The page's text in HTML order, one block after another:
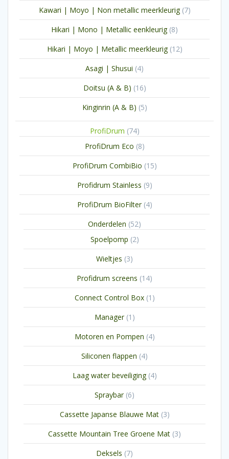
Kawari | Moyo | Non metallic meerkleurig 77
producten
Hikari | Mono | Metallic eenkleurig 88
producten
Hikari | Moyo | Metallic meerkleurig 1212
producten
Asagi | Shusui 44
producten
Doitsu (A & B) 1616
producten
Kinginrin (A & B) 55
ProfiDrum 7474
ProfiDrum Eco 88
producten
ProfiDrum CombiBio 1515
producten
Profidrum Stainless 99
producten
ProfiDrum BioFilter 44
producten
Onderdelen 5252
Spoelpomp 22
producten
Wieltjes 33
producten
Profidrum screens 1414
producten
Connect Control Box 1 1
product
Manager 1 1
product
Motoren en Pompen 44
producten
Siliconen flappen 44
producten
Laag water beveiliging 44
producten
Spraybar 66
producten
Cassette Japanse Blauwe Mat 33
producten
Cassette Mountain Tree Groene Mat 33
producten
Deksels 77